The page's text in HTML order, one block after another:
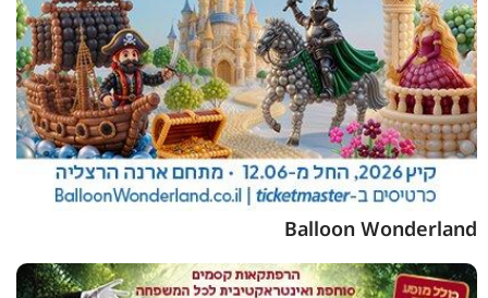
Balloon Wonderland